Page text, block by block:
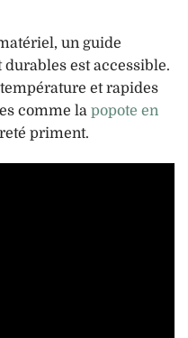
un guide
est accessible.
et rapides
comme la popote en
priment.